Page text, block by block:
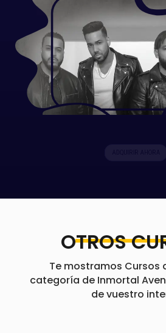
OTROS
Te mostramos Cursos
categoría de Inmortal
de vuestro